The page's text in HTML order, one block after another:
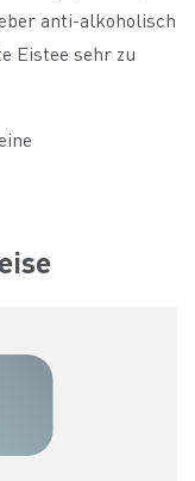
anti-alkoholisch
Eistee sehr zu